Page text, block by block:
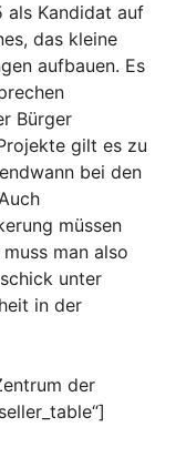
als Kandidat auf
das kleine
aufbauen. Es
Bürger
gilt es zu
bei den
müssen
man also
unter
in der
der